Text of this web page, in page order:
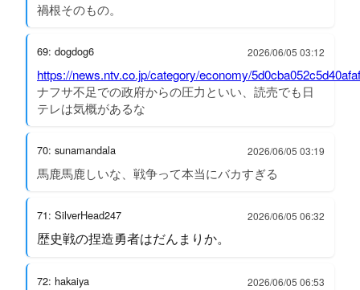
禍根そのもの。
69: dogdog6 2026/06/05 03:12
https://news.ntv.co.jp/category/economy/
ナフサ不足での政府からの圧力といい、読売でも日
テレは気概があるな
70: sunamandala 2026/06/05 03:19
馬鹿馬鹿しいな、戦争って本当にバカすぎる
71: SilverHead247 2026/06/05 06:32
歴史戦の捏造勇者はだんまりか。
72: hakaiya 2026/06/05 06:53